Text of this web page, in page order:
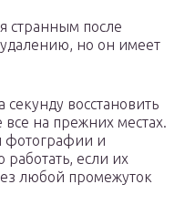
странным после
но он имеет
восстановить
на прежних местах.
фотографии и
если их
любой промежуток